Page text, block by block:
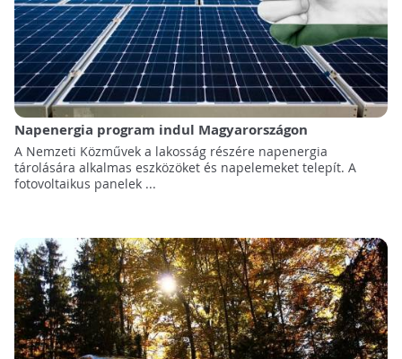
Napenergia program indul Magyarországon
A Nemzeti Közművek a lakosság részére napenergia
tárolására alkalmas eszközöket és napelemeket telepít. A
fotovoltaikus panelek ...